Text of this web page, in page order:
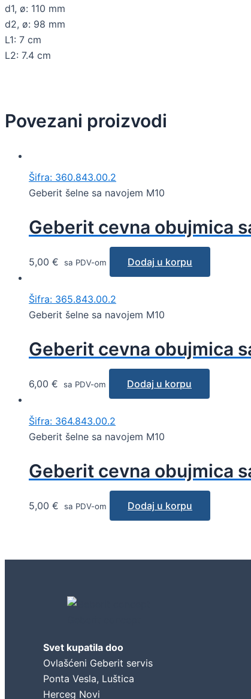
d1, ø: 110 mm
d2, ø: 98 mm
L1: 7 cm
L2: 7.4 cm
Povezani proizvodi
Šifra: 360.843.00.2
Geberit šelne sa navojem M10
Geberit cevna obujmica
5,00 € sa PDV-om Dodaj u korpu
Šifra: 365.843.00.2
Geberit šelne sa navojem M10
Geberit cevna obujmica
6,00 € sa PDV-om Dodaj u korpu
Šifra: 364.843.00.2
Geberit šelne sa navojem M10
Geberit cevna obujmica
5,00 € sa PDV-om Dodaj u korpu
Svet kupatila doo
Ovlašćeni Geberit servis
Ponta Vesla, Luštica
Herceg Novi